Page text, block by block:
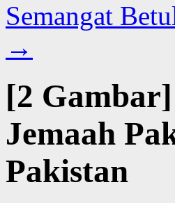
Semangat
→
[2
Jemaah
Pakistan